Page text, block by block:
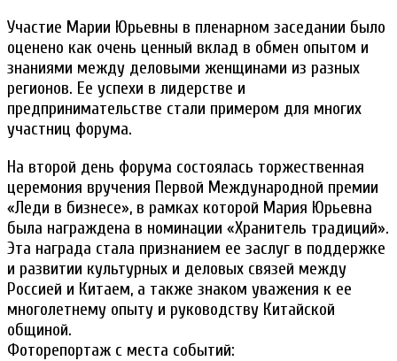
Участие Марии Юрьевны в пленарном заседании было
оценено как очень ценный вклад в обмен опытом и
знаниями между деловыми женщинами из разных
регионов. Ее успехи в лидерстве и
предпринимательстве стали примером для многих
участниц форума.
На второй день форума состоялась торжественная
церемония вручения Первой Международной премии
«Леди в бизнесе», в рамках которой Мария Юрьевна
была награждена в номинации «Хранитель традиций».
Эта награда стала признанием ее заслуг в поддержке
и развитии культурных и деловых связей между
Россией и Китаем, а также знаком уважения к ее
многолетнему опыту и руководству Китайской
общиной.
Фоторепортаж с места событий: